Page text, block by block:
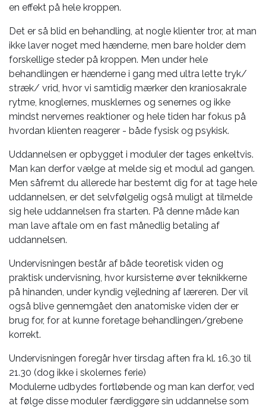
en effekt på hele kroppen.
Det er så blid en behandling, at nogle klienter tror, at man
ikke laver noget med hænderne, men bare holder dem
forskellige steder på kroppen. Men under hele
behandlingen er hænderne i gang med ultra lette tryk/
stræk/ vrid, hvor vi samtidig mærker den kraniosakrale
rytme, knoglernes, musklernes og senernes og ikke
mindst nervernes reaktioner og hele tiden har fokus på
hvordan klienten reagerer - både fysisk og psykisk.
Uddannelsen er opbygget i moduler der tages enkeltvis.
Man kan derfor vælge at melde sig et modul ad gangen.
Men såfremt du allerede har bestemt dig for at tage hele
uddannelsen, er det selvfølgelig også muligt at tilmelde
sig hele uddannelsen fra starten. På denne måde kan
man lave aftale om en fast månedlig betaling af
uddannelsen.
Undervisningen består af både teoretisk viden og
praktisk undervisning, hvor kursisterne øver teknikkerne
på hinanden, under kyndig vejledning af læreren. Der vil
også blive gennemgået den anatomiske viden der er
brug for, for at kunne foretage behandlingen/grebene
korrekt.
Undervisningen foregår hver tirsdag aften fra kl. 16.30 til
21.30 (dog ikke i skolernes ferie)
Modulerne udbydes fortløbende og man kan derfor, ved
at følge disse moduler færdiggøre sin uddannelse som